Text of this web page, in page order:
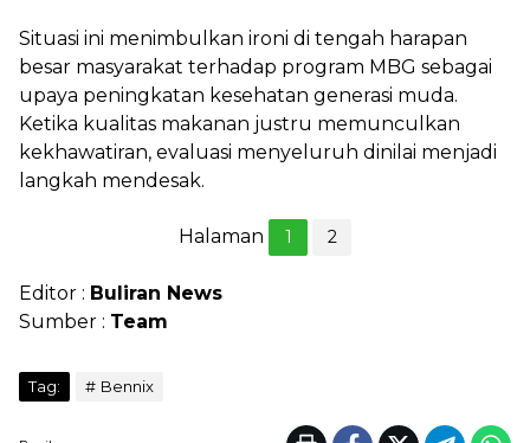
Situasi ini menimbulkan ironi di tengah harapan
besar masyarakat terhadap program MBG sebagai
upaya peningkatan kesehatan generasi muda.
Ketika kualitas makanan justru memunculkan
kekhawatiran, evaluasi menyeluruh dinilai menjadi
langkah mendesak.
Halaman 1 2
Editor : Buliran News
Sumber : Team
Tag: Bennix